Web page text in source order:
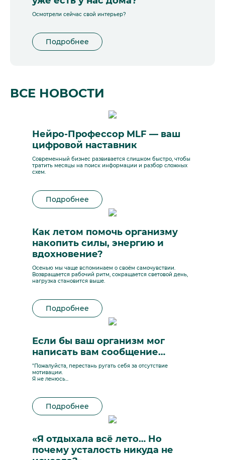
Осмотрели сейчас свой интерьер?
Подробнее
ВСЕ НОВОСТИ
Нейро-Профессор MLF — ваш
цифровой наставник
Современный бизнес развивается слишком быстро, чтобы
тратить месяцы на поиск информации и разбор сложных
схем.
Подробнее
Как летом помочь организму
накопить силы, энергию и
вдохновение?
Осенью мы чаще вспоминаем о своём самочувствии.
Возвращается рабочий ритм, сокращается световой день,
нагрузка становится выше.
Подробнее
Если бы ваш организм мог
написать вам сообщение…
"Пожалуйста, перестань ругать себя за отсутствие
мотивации.
Я не ленюсь...
Подробнее
«Я отдыхала всё лето… Но
почему усталость никуда не